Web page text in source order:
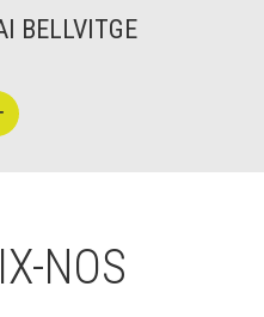
BELLVITGE
NOS